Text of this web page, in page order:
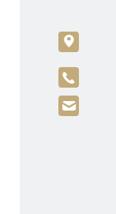
c
A
H